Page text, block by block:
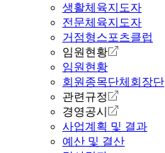
생활체육지도자
전문체육지도자
거점형스포츠클럽
임원현황
임원현황
회원종목단체회장단
관련규정
경영공시
사업계획 및 결과
예산 및 결산